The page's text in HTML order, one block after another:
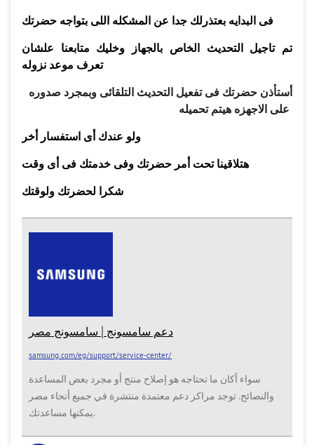
فى البدايه بعتذرلك جدا عن المشكله اللى بتواجه حضرتك
تم تاجيل التحديث الخاص بالجهاز وخليك متابعنا علشان
تعرف موعد نزوله
أستأذن حضرتك فى تفعيل التحديث التلقائى وبمجرد صدوره
ولو عندك أى استفسار أخر
هتلاقينا تحت أمر حضرتك وفى خدمتك فى أى وقت
شكرا لحضرتك ولوقتك
دعم سامسونج | سامسونج مصر
samsung.com/eg/support/service-center/
سواء أكان ما تحتاجه هو إصلاح منتج أو مجرد بعض المساعدة
والنصائح. توجد مراكز دعم معتمدة منتشرة في جميع أنحاء مصر
يمكنها مساعدتك.